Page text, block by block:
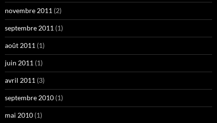
novembre 2011 (2)
septembre 2011 (1)
août 2011 (1)
juin 2011 (1)
avril 2011 (3)
septembre 2010 (1)
mai 2010 (1)